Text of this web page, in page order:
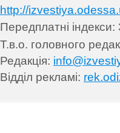
http://
Передплатні індекси:
Т.в.о. головного
Редакція:
Відділ рекламі: